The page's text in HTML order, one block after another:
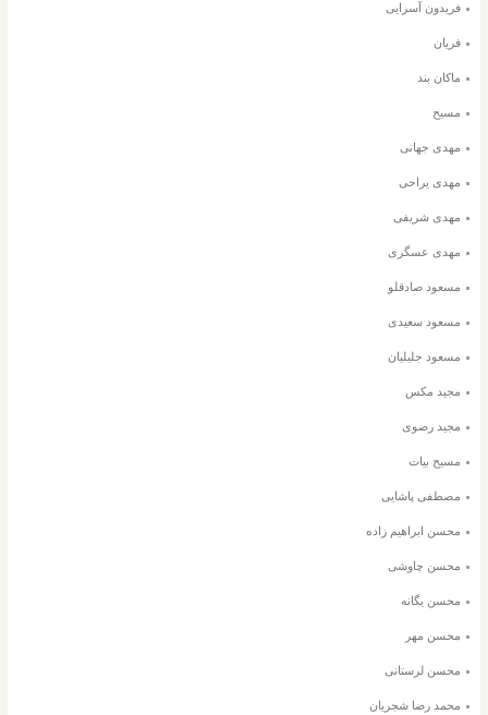
فریدون آسرایی
فریان
ماکان بند
مسیح
مهدی جهانی
مهدی یراحی
مهدی شریفی
مهدی عسگری
مسعود صادقلو
مسعود سعیدی
مسعود جلیلیان
مجید مکس
مجید رضوی
مسیح بیات
مصطفی پاشایی
محسن ابراهیم زاده
محسن چاوشی
محسن یگانه
محسن مهر
محسن لرستانی
محمد رضا شجریان